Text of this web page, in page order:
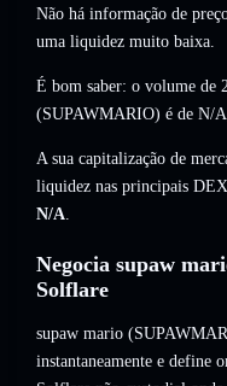
Não há informação de
uma liquidez muito baixa.
É bom saber: o volume de
(SUPAWMARIO) é de N/A
A sua capitalização de
liquidez nas principais
N/A.
Negocia supaw
Solflare
supaw mario
instantaneamente e define